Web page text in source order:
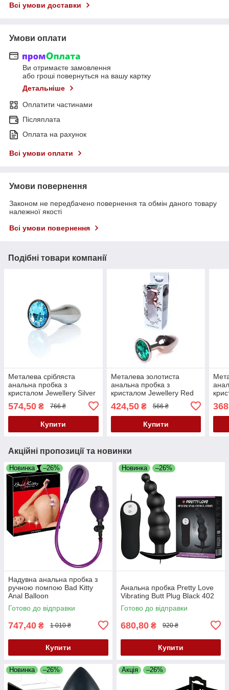
Всі умови доставки
Умови оплати
Ви отримаєте замовлення
або гроші повернуться на вашу картку
Детальніше
Оплатити частинами
Післяплата
Оплата на рахунок
Всі умови оплати
Умови повернення
Законом не передбачено повернення та обмін даного товару
належної якості
Всі умови повернення
Подібні товари компанії
Металева срібляста
анальна пробка з
кристалом Jewellery Silver
574,50 ₴ 766 ₴
Купити
Металева золотиста
анальна пробка з
кристалом Jewellery Red
424,50₴ 566 ₴
Купити
Акційні пропозиції та новинки
Новинка –26%
Надувна анальна пробка з
ручною помпою Bad Kitty
Anal Balloon
Готово до відправки
747,40 ₴ 1 010 ₴
Купити
Новинка –26%
Анальна пробка Pretty Love
Vibrating Butt Plug Black 402
Готово до відправки
680,80 ₴ 920 ₴
Купити
Новинка –26% Акція –26%